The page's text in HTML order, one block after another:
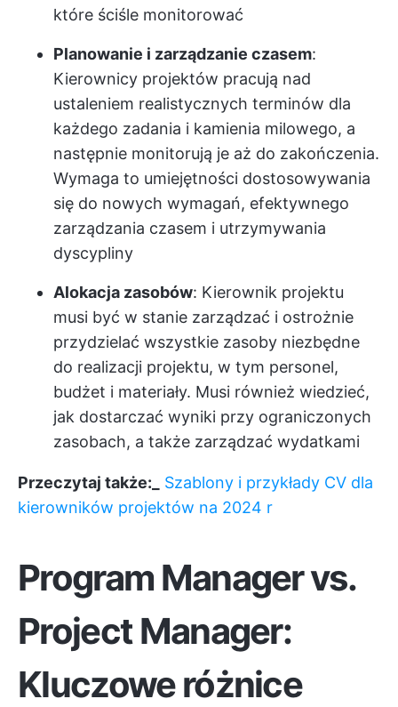
które ściśle monitorować
Planowanie i zarządzanie czasem:
Kierownicy projektów pracują nad
ustaleniem realistycznych terminów dla
każdego zadania i kamienia milowego, a
następnie monitorują je aż do zakończenia.
Wymaga to umiejętności dostosowywania
się do nowych wymagań, efektywnego
zarządzania czasem i utrzymywania
dyscypliny
Alokacja zasobów: Kierownik projektu
musi być w stanie zarządzać i ostrożnie
przydzielać wszystkie zasoby niezbędne
do realizacji projektu, w tym personel,
budżet i materiały. Musi również wiedzieć,
jak dostarczać wyniki przy ograniczonych
zasobach, a także zarządzać wydatkami
Przeczytaj także:_
Szablony i przykłady CV dla
kierowników projektów na 2024 r
Program Manager vs.
Project Manager:
Kluczowe różnice